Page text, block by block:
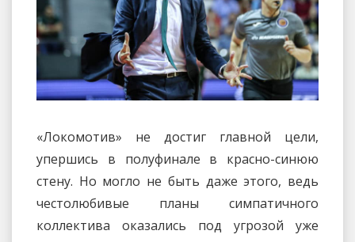
«Локомотив» не достиг главной цели,
упершись в полуфинале в красно-синюю
стену. Но могло не быть даже этого, ведь
честолюбивые планы симпатичного
коллектива оказались под угрозой уже